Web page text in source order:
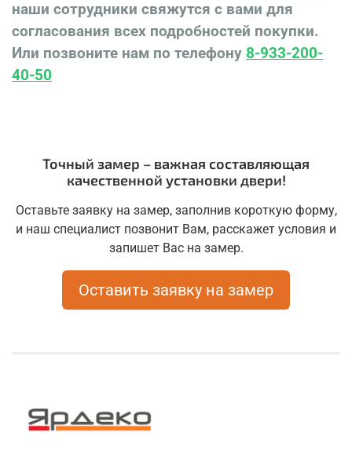
наши сотрудники свяжутся с вами для
согласования всех подробностей покупки.
Или позвоните нам по телефону 8-933-200-
40-50
Точный замер – важная составляющая
качественной установки двери!
Оставьте заявку на замер, заполнив короткую форму,
и наш специалист позвонит Вам, расскажет условия и
запишет Вас на замер.
Оставить заявку на замер